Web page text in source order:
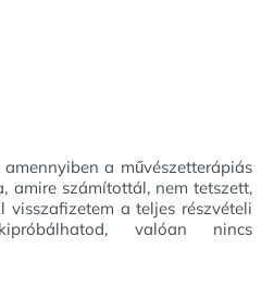
a művészetterápiás
amire számítottál, nem tetszett,
visszafizetem a teljes részvételi
valóan nincs